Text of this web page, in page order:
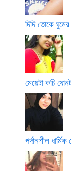
দিদি তোকে
মেয়েটা কচি
পর্দানশীল